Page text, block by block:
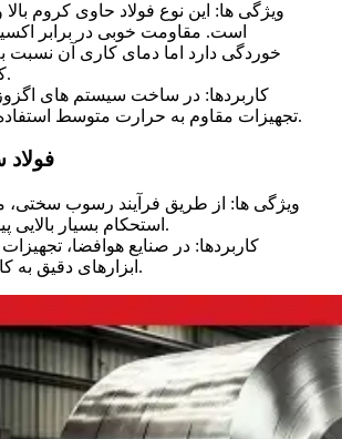
ویژگی ها: این نوع فولاد حاوی کروم
است. مقاومت خوبی در برابر
خوردگی دارد اما دمای کاری آن نسبت
کمتر است.
کاربردها: در ساخت سیستم های
تجهیزات مقاوم به حرارت متوسط استفاده می شود.
ویژگی ها: از طریق فرآیند رسوب سختی،
استحکام بسیار بالایی پیدا می کند.
کاربردها: در صنایع هوافضا،
ابزارهای دقیق به کار می رود.